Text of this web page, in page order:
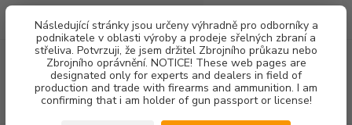
Následující stránky jsou určeny výhradně pro odborníky a
podnikatele v oblasti výroby a prodeje sřelných zbraní a
střeliva. Potvrzuji, že jsem držitel Zbrojního průkazu nebo
Zbrojního oprávnění. NOTICE! These web pages are
designated only for experts and dealers in field of
production and trade with firearms and ammunition. I am
confirming that i am holder of gun passport or license!
Menu
Hledat
za0,00 Kč